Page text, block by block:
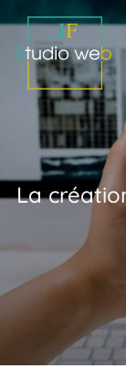
Aller
contenu
La